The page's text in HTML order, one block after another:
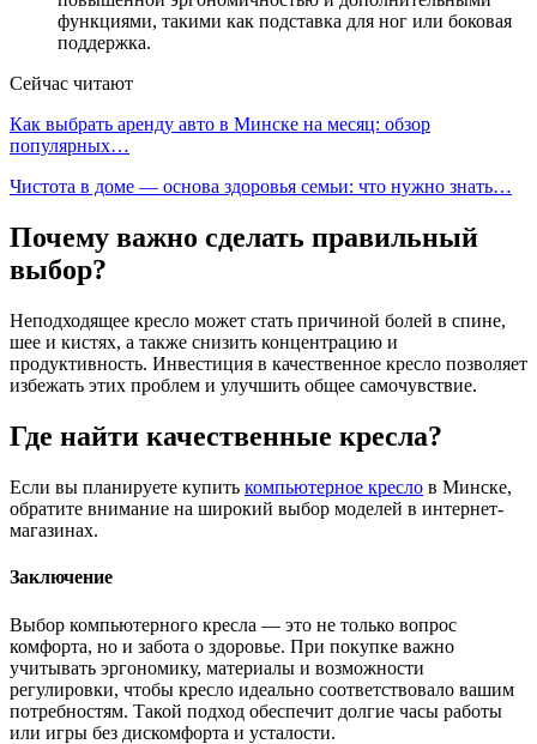
функциями, такими как подставка для ног или боковая
поддержка.
Сейчас читают
Как выбрать аренду авто в Минске на месяц: обзор
популярных…
Чистота в доме — основа здоровья семьи: что нужно знать…
Почему важно сделать правильный
выбор?
Неподходящее кресло может стать причиной болей в спине,
шее и кистях, а также снизить концентрацию и
продуктивность. Инвестиция в качественное кресло позволяет
избежать этих проблем и улучшить общее самочувствие.
Где найти качественные кресла?
Если вы планируете купить компьютерное кресло в Минске,
обратите внимание на широкий выбор моделей в интернет-
магазинах.
Заключение
Выбор компьютерного кресла — это не только вопрос
комфорта, но и забота о здоровье. При покупке важно
учитывать эргономику, материалы и возможности
регулировки, чтобы кресло идеально соответствовало вашим
потребностям. Такой подход обеспечит долгие часы работы
или игры без дискомфорта и усталости.